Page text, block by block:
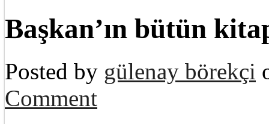
Başkan’ın bütün
Posted by gülenay börekçi
Comment